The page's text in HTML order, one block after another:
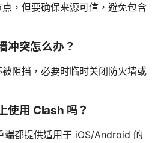
，但要确保来源可信，避免包含
冲突怎么办？
阻挡，必要时临时关闭防火墙或
使用 Clash 吗？
端都提供适用于 iOS/Android 的